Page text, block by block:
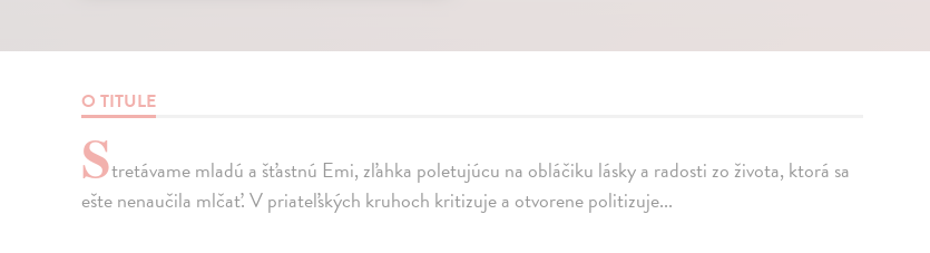
O TITULE
Stretávame mladú a šťastnú Emi, zľahka poletujúcu na obláčiku lásky a radosti zo života, ktorá sa
ešte nenaučila mlčať. V priateľských kruhoch kritizuje a otvorene politizuje...